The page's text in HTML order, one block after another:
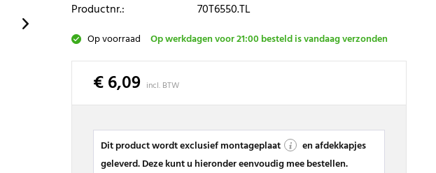
Productnr.:
70T6550.TL
Op voorraad Op werkdagen voor 21:00 besteld is vandaag verzonden
€ 6,09 incl. BTW
Dit product wordt exclusief montageplaat
en afdekkapjes
geleverd. Deze kunt u hieronder eenvoudig mee bestellen.